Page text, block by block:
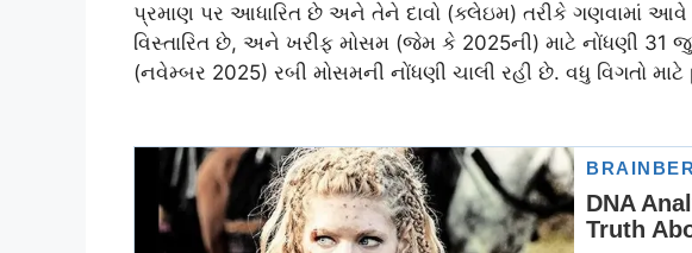
પ્રમાણ પર આધારિત છે અને તેને દાવો (ક્લેઇમ) તરીકે ગણવામાં
વિસ્તારિત છે, અને ખરીફ મોસમ (જેમ કે 2025ની) માટે નોંધણી 31
(નવેમ્બર 2025) રબી મોસમની નોંધણી ચાલી રહી છે. વધુ વિગતો માટે